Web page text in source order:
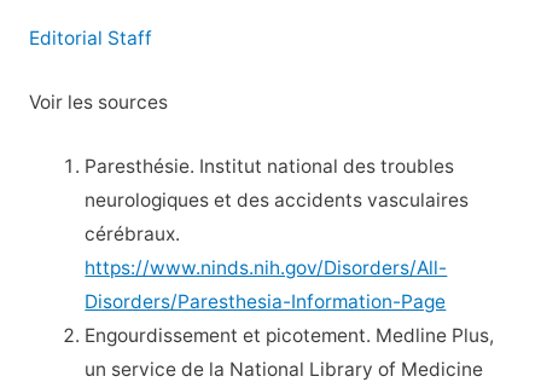
Editorial Staff
Voir les sources
Paresthésie. Institut national des troubles
neurologiques et des accidents vasculaires
cérébraux.
https://www.ninds.nih.gov/Disorders/All-
Disorders/Paresthesia-Information-Page
Engourdissement et picotement. Medline Plus,
un service de la National Library of Medicine